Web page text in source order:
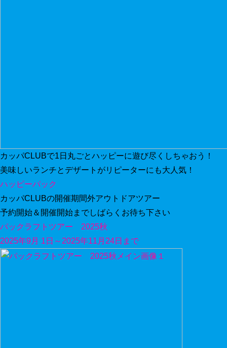
カッパCLUBで1日丸ごとハッピーに遊び尽くしちゃおう！
美味しいランチとデザートがリピーターにも大人気！
ハッピーパック
カッパCLUBの開催期間外アウトドアツアー
予約開始＆開催開始までしばらくお待ち下さい
パックラフトツアー 2025秋
2025年9月 1日～2025年11月24日まで